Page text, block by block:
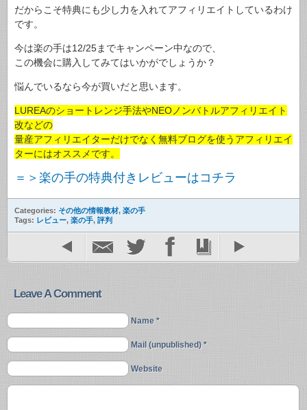
だからこそ特典にも少し力を入れてアフィリエイトしているわけ
です。
今は楽の手は12/25までキャンペーン中なので、
この機会に購入してみてはいかがでしょうか？
悩んでいるなら今が買いだと思います。
LUREAのショートレンジ手法やNEOノンバトルアフィリエイト
改などの
量産アフィリエイターだけでなく無料ブログを使うアフィリエイ
ターにはオススメです。
＝＞楽の手の特典付きレビューはコチラ
Categories: その他の情報教材, 楽の手
Tags: レビュー, 楽の手, 評判
Leave A Comment
Name *
Mail (unpublished) *
Website